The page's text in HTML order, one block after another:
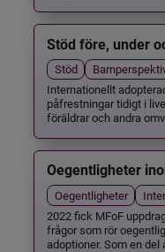
Stöd före, under
Stöd
Internationellt
påfrestningar tidigt i
föräldrar och andra
Oegentligheter
Oegentligheter
2022 fick MFoF
frågor som rör
adoptioner. Som en del